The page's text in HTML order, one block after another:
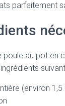
parfaitement
poule au pot en
(environ 1,5